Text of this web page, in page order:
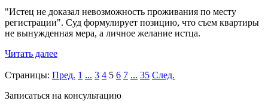
"Истец не доказал невозможность проживания по месту
регистрации". Суд формулирует позицию, что съем квартиры
не вынужденная мера, а личное желание истца.
Читать далее
Страницы: Пред. 1 ... 3 4 5 6 7 ... 35 След.
Записаться на консультацию